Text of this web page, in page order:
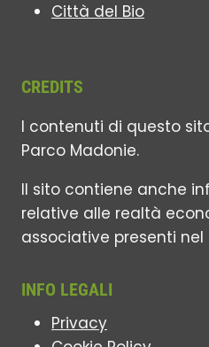
Città del Bio
CREDITS
I contenuti di questo
Parco Madonie.
Il sito contiene anche
relative alle realtà
associative presenti nel
INFO LEGALI
Privacy